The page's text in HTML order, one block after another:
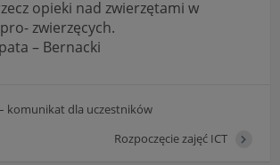
opieki nad zwierzętami w
zwierzęcych.
– Bernacki
komunikat dla uczestników
Rozpoczęcie zajęć ICT